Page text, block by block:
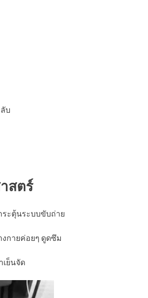
บ
สตร์
ระตุ้นระบบขับถ่าย
งกายค่อยๆ ดูดซึม
ย็นจัด